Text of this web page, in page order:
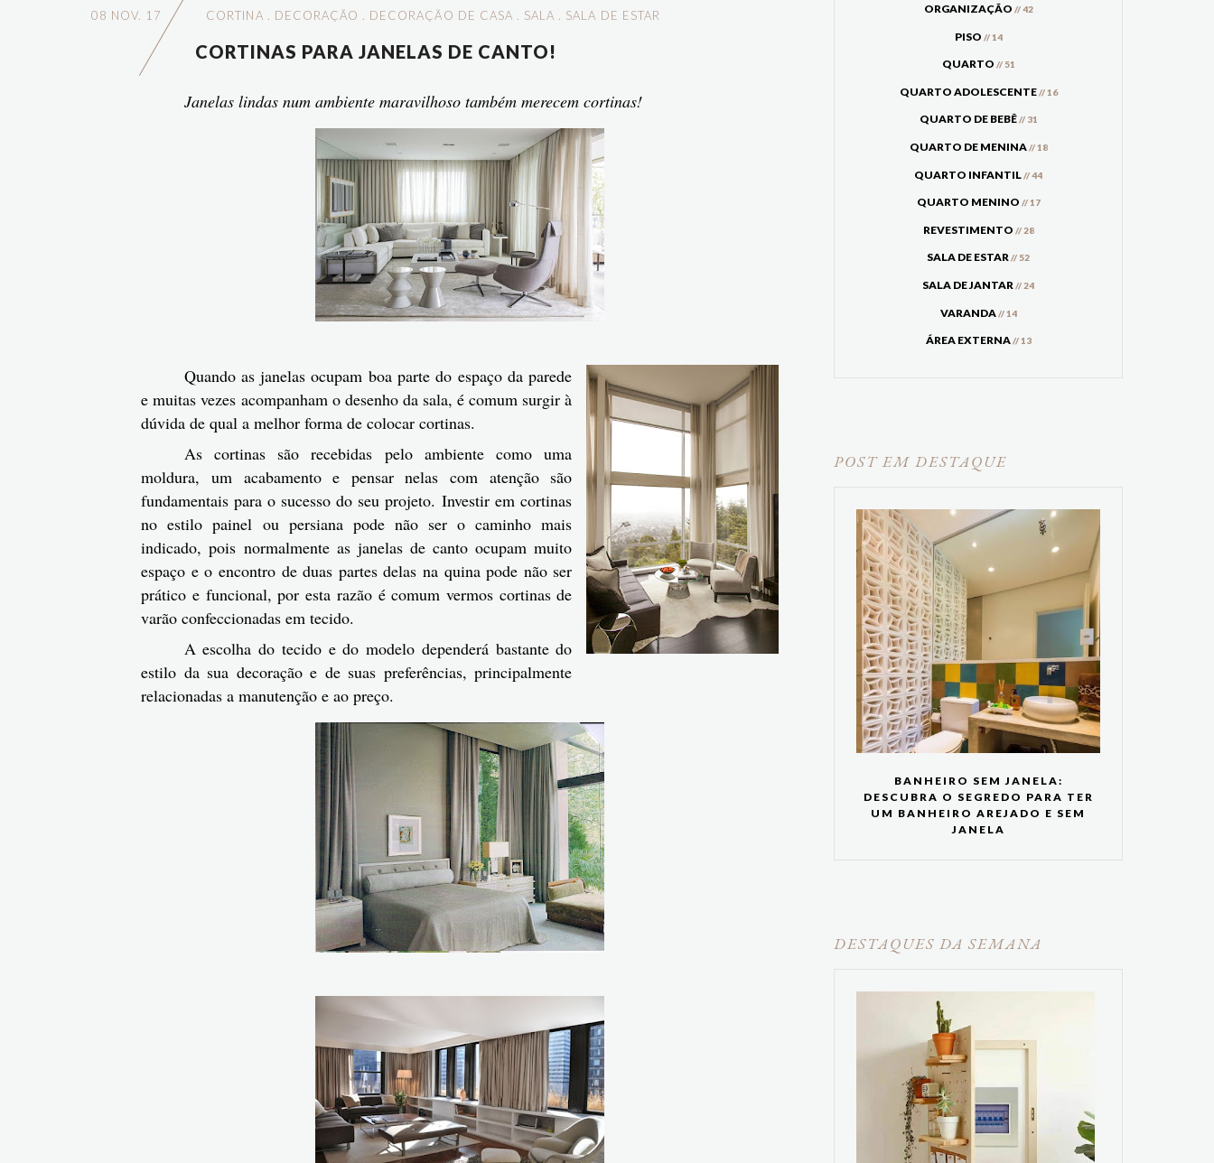
08 NOV. 17 CORTINA . DECORAÇÃO . DECORAÇÃO DE CASA . SALA . SALA DE ESTAR
CORTINAS PARA JANELAS DE CANTO!
Janelas lindas num ambiente maravilhoso também merecem cortinas!
Quando as janelas ocupam boa parte do espaço da parede
e muitas vezes acompanham o desenho da sala, é comum surgir à
dúvida de qual a melhor forma de colocar cortinas.
As cortinas são recebidas pelo ambiente como uma
moldura, um acabamento e pensar nelas com atenção são
fundamentais para o sucesso do seu projeto. Investir em cortinas
no estilo painel ou persiana pode não ser o caminho mais
indicado, pois normalmente as janelas de canto ocupam muito
espaço e o encontro de duas partes delas na quina pode não ser
prático e funcional, por esta razão é comum vermos cortinas de
varão confeccionadas em tecido.
A escolha do tecido e do modelo dependerá bastante do
estilo da sua decoração e de suas preferências, principalmente
relacionadas a manutenção e ao preço.
ORGANIZAÇÃO // 42
PISO // 14
QUARTO // 51
QUARTO ADOLESCENTE// 16
QUARTO DE BEBÊ// 31
QUARTO DE MENINA// 18
QUARTO INFANTIL// 44
QUARTO MENINO // 17
REVESTIMENTO // 28
SALA DE ESTAR// 52
SALA DE JANTAR// 24
VARANDA// 14
ÁREA EXTERNA// 13
POST EM DESTAQUE
BANHEIRO SEM JANELA:
DESCUBRA O SEGREDO PARA TER
UM BANHEIRO AREJADO E SEM
JANELA
DESTAQUES DA SEMANA